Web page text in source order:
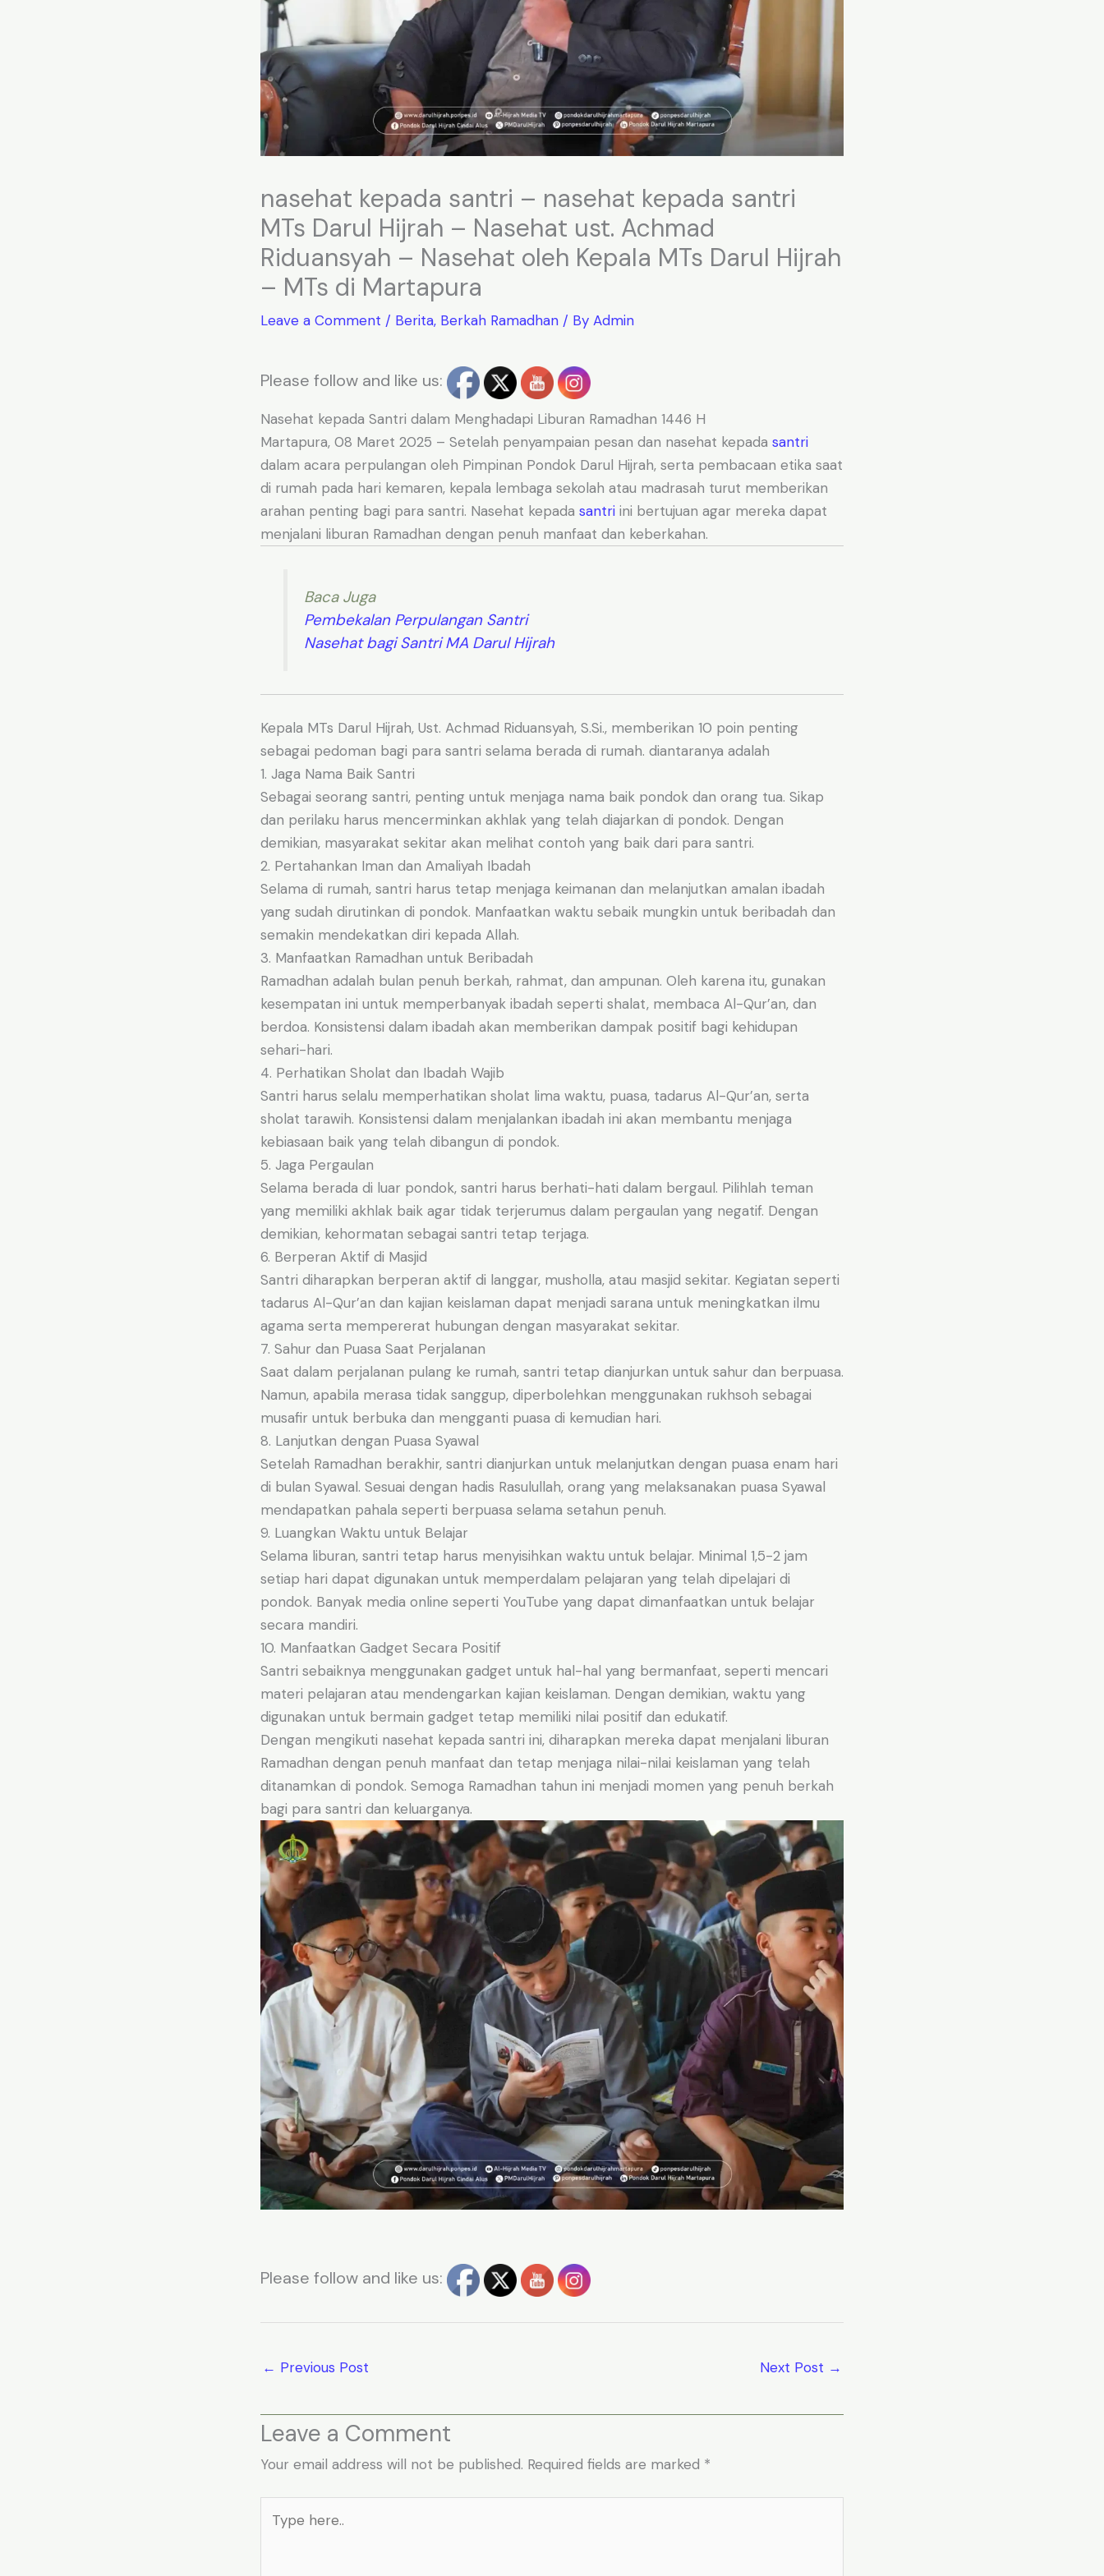
nasehat kepada santri – nasehat kepada santri
MTs Darul Hijrah – Nasehat ust. Achmad
Riduansyah – Nasehat oleh Kepala MTs Darul Hijrah
– MTs di Martapura
Leave a Comment / Berita, Berkah Ramadhan / By Admin
Please follow and like us:
Nasehat kepada Santri dalam Menghadapi Liburan Ramadhan 1446 H
Martapura, 08 Maret 2025 – Setelah penyampaian pesan dan nasehat kepada santri
dalam acara perpulangan oleh Pimpinan Pondok Darul Hijrah, serta pembacaan etika saat
di rumah pada hari kemaren, kepala lembaga sekolah atau madrasah turut memberikan
arahan penting bagi para santri. Nasehat kepada santri ini bertujuan agar mereka dapat
menjalani liburan Ramadhan dengan penuh manfaat dan keberkahan.
Baca Juga
Pembekalan Perpulangan Santri
Nasehat bagi Santri MA Darul Hijrah
Kepala MTs Darul Hijrah, Ust. Achmad Riduansyah, S.Si., memberikan 10 poin penting
sebagai pedoman bagi para santri selama berada di rumah. diantaranya adalah
1. Jaga Nama Baik Santri
Sebagai seorang santri, penting untuk menjaga nama baik pondok dan orang tua. Sikap
dan perilaku harus mencerminkan akhlak yang telah diajarkan di pondok. Dengan
demikian, masyarakat sekitar akan melihat contoh yang baik dari para santri.
2. Pertahankan Iman dan Amaliyah Ibadah
Selama di rumah, santri harus tetap menjaga keimanan dan melanjutkan amalan ibadah
yang sudah dirutinkan di pondok. Manfaatkan waktu sebaik mungkin untuk beribadah dan
semakin mendekatkan diri kepada Allah.
3. Manfaatkan Ramadhan untuk Beribadah
Ramadhan adalah bulan penuh berkah, rahmat, dan ampunan. Oleh karena itu, gunakan
kesempatan ini untuk memperbanyak ibadah seperti shalat, membaca Al-Qur’an, dan
berdoa. Konsistensi dalam ibadah akan memberikan dampak positif bagi kehidupan
sehari-hari.
4. Perhatikan Sholat dan Ibadah Wajib
Santri harus selalu memperhatikan sholat lima waktu, puasa, tadarus Al-Qur’an, serta
sholat tarawih. Konsistensi dalam menjalankan ibadah ini akan membantu menjaga
kebiasaan baik yang telah dibangun di pondok.
5. Jaga Pergaulan
Selama berada di luar pondok, santri harus berhati-hati dalam bergaul. Pilihlah teman
yang memiliki akhlak baik agar tidak terjerumus dalam pergaulan yang negatif. Dengan
demikian, kehormatan sebagai santri tetap terjaga.
6. Berperan Aktif di Masjid
Santri diharapkan berperan aktif di langgar, musholla, atau masjid sekitar. Kegiatan seperti
tadarus Al-Qur’an dan kajian keislaman dapat menjadi sarana untuk meningkatkan ilmu
agama serta mempererat hubungan dengan masyarakat sekitar.
7. Sahur dan Puasa Saat Perjalanan
Saat dalam perjalanan pulang ke rumah, santri tetap dianjurkan untuk sahur dan berpuasa.
Namun, apabila merasa tidak sanggup, diperbolehkan menggunakan rukhsoh sebagai
musafir untuk berbuka dan mengganti puasa di kemudian hari.
8. Lanjutkan dengan Puasa Syawal
Setelah Ramadhan berakhir, santri dianjurkan untuk melanjutkan dengan puasa enam hari
di bulan Syawal. Sesuai dengan hadis Rasulullah, orang yang melaksanakan puasa Syawal
mendapatkan pahala seperti berpuasa selama setahun penuh.
9. Luangkan Waktu untuk Belajar
Selama liburan, santri tetap harus menyisihkan waktu untuk belajar. Minimal 1,5-2 jam
setiap hari dapat digunakan untuk memperdalam pelajaran yang telah dipelajari di
pondok. Banyak media online seperti YouTube yang dapat dimanfaatkan untuk belajar
secara mandiri.
10. Manfaatkan Gadget Secara Positif
Santri sebaiknya menggunakan gadget untuk hal-hal yang bermanfaat, seperti mencari
materi pelajaran atau mendengarkan kajian keislaman. Dengan demikian, waktu yang
digunakan untuk bermain gadget tetap memiliki nilai positif dan edukatif.
Dengan mengikuti nasehat kepada santri ini, diharapkan mereka dapat menjalani liburan
Ramadhan dengan penuh manfaat dan tetap menjaga nilai-nilai keislaman yang telah
ditanamkan di pondok. Semoga Ramadhan tahun ini menjadi momen yang penuh berkah
bagi para santri dan keluarganya.
Please follow and like us:
← Previous Post Next Post →
Leave a Comment
Your email address will not be published. Required fields are marked *
here..